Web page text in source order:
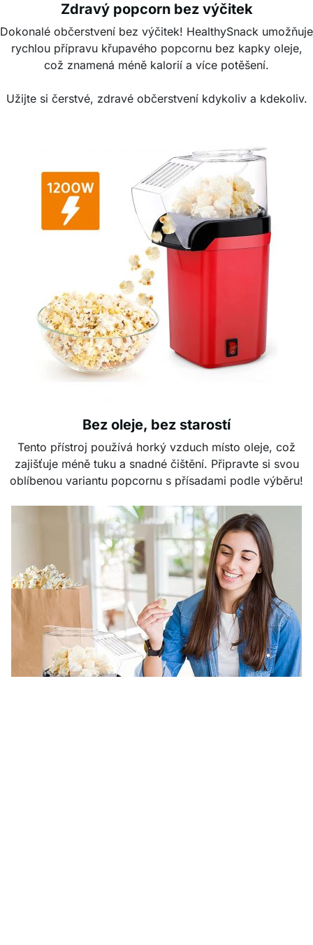
Zdravý popcorn bez výčitek
Dokonalé občerstvení bez výčitek! HealthySnack umožňuje
rychlou přípravu křupavého popcornu bez kapky oleje,
což znamená méně kalorií a více potěšení.
Užijte si čerstvé, zdravé občerstvení kdykoliv a kdekoliv.
Bez oleje, bez starostí
Tento přístroj používá horký vzduch místo oleje, což
zajišťuje méně tuku a snadné čištění. Připravte si svou
oblíbenou variantu popcornu s přísadami podle výběru!